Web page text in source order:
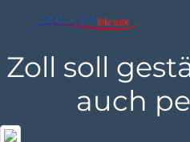
Zoll soll
auch